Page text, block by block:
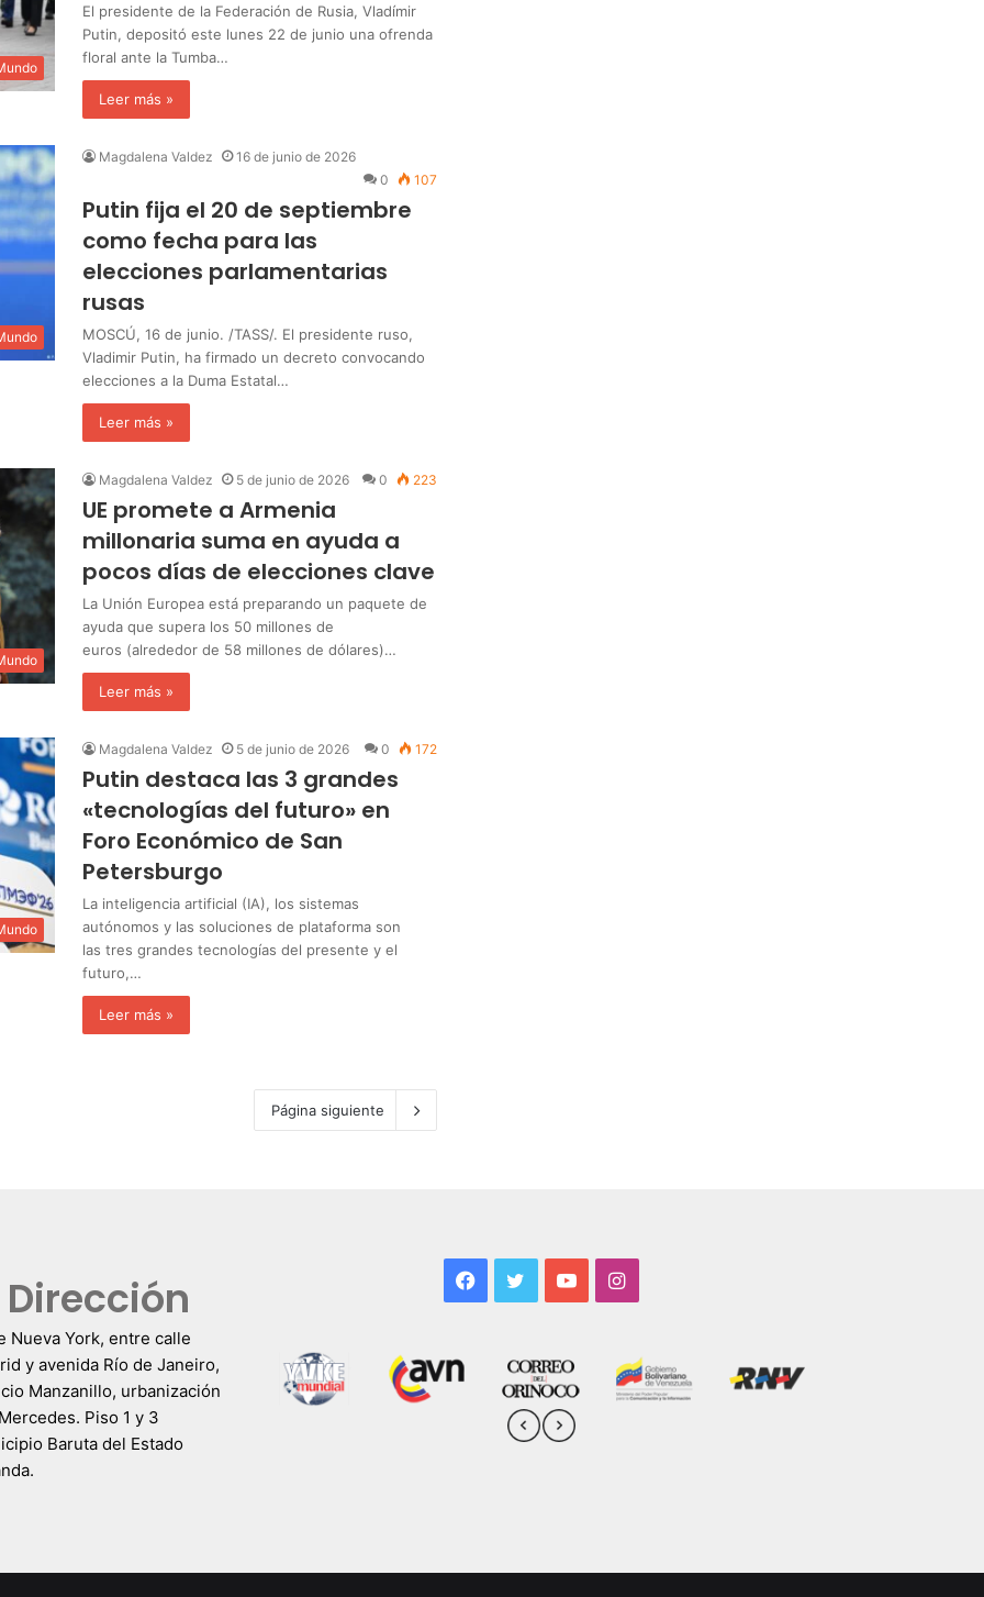
El presidente de la Federación de Rusia, Vladímir
Putin, depositó este lunes 22 de junio una ofrenda
floral ante la Tumba…
Leer más »
Magdalena Valdez
16 de junio de 2026
0
107
Putin fija el 20 de septiembre
como fecha para las
elecciones parlamentarias
rusas
MOSCÚ, 16 de junio. /TASS/. El presidente ruso,
Vladimir Putin, ha firmado un decreto convocando
elecciones a la Duma Estatal…
Leer más »
Magdalena Valdez 5 de junio de 2026 0 223
UE promete a Armenia
millonaria suma en ayuda a
pocos días de elecciones clave
La Unión Europea está preparando un paquete de
ayuda que supera los 50 millones de
euros (alrededor de 58 millones de dólares)…
Leer más »
Magdalena Valdez 5 de junio de 2026 0 172
Putin destaca las 3 grandes
«tecnologías del futuro» en
Foro Económico de San
Petersburgo
La inteligencia artificial (IA), los sistemas
autónomos y las soluciones de plataforma son
las tres grandes tecnologías del presente y el
futuro,…
Leer más »
Página siguiente
Dirección
Nueva York, entre calle
y avenida Río de Janeiro,
Manzanillo, urbanización
Piso 1 y 3
Baruta del Estado
Facebook
TwitterYouTubeInstagram